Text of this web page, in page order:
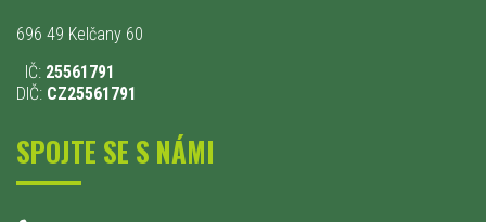
696 49 Kelčany 60
IČ: 25561791
DIČ: CZ25561791
SPOJTE SE S NÁMI